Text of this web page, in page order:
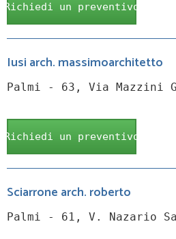
Richiedi un preventivo
Iusi arch. massimoarchitetto
Palmi - 63, Via Mazzini
Richiedi un preventivo
Sciarrone arch. roberto
Palmi - 61, V. Nazario